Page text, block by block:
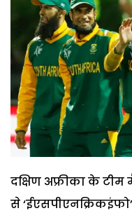
दक्षिण अफ्रीका के
से